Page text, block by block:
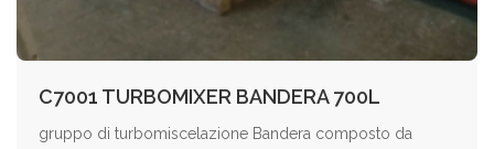
C7001 TURBOMIXER BANDERA 700L
gruppo di turbomiscelazione Bandera composto da